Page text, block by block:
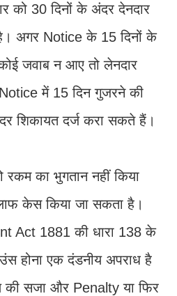
को 30 दिनों के अंदर देनदार
अगर Notice के 15 दिनों के
जवाब न आए तो लेनदार
में 15 दिन गुजरने की
शिकायत दर्ज करा सकते हैं।
का भुगतान नहीं किया
केस किया जा सकता है।
Act 1881 की धारा 138 के
होना एक दंडनीय अपराध है
की सजा और Penalty या फिर